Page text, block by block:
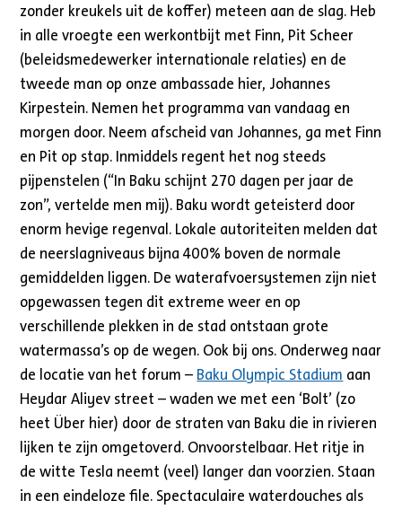
zonder kreukels uit de koffer) meteen aan de slag. Heb
in alle vroegte een werkontbijt met Finn, Pit Scheer
(beleidsmedewerker internationale relaties) en de
tweede man op onze ambassade hier, Johannes
Kirpestein. Nemen het programma van vandaag en
morgen door. Neem afscheid van Johannes, ga met Finn
en Pit op stap. Inmiddels regent het nog steeds
pijpenstelen (“In Baku schijnt 270 dagen per jaar de
zon”, vertelde men mij). Baku wordt geteisterd door
enorm hevige regenval. Lokale autoriteiten melden dat
de neerslagniveaus bijna 400% boven de normale
gemiddelden liggen. De waterafvoersystemen zijn niet
opgewassen tegen dit extreme weer en op
verschillende plekken in de stad ontstaan grote
watermassa’s op de wegen. Ook bij ons. Onderweg naar
de locatie van het forum – Baku Olympic Stadium aan
Heydar Aliyev street – waden we met een ‘Bolt’ (zo
heet Über hier) door de straten van Baku die in rivieren
lijken te zijn omgetoverd. Onvoorstelbaar. Het ritje in
de witte Tesla neemt (veel) langer dan voorzien. Staan
in een eindeloze file. Spectaculaire waterdouches als